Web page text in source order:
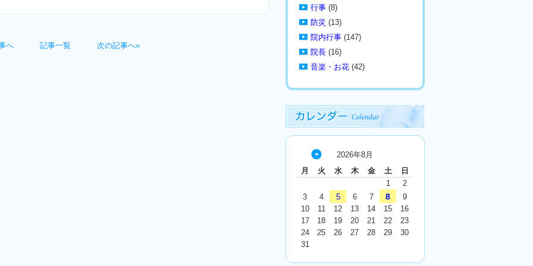
へ 記事一覧 次の記事へ»
行事 (8)
防災 (13)
院内行事 (147)
院長 (16)
音楽・お花 (42)
2026年8月
月
火 水 木 金 土 日
« 7
月
1
2
3
4 5 6 7 8
9
10
11 12 13 14 15
16
17
18 19 20 21 22
23
24
25 26 27 28 29
30
31